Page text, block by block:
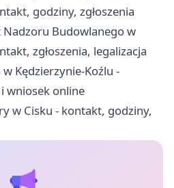
godziny, zgłoszenia
Budowlanego w
zgłoszenia, legalizacja
Kędzierzynie-Koźlu -
wniosek online
w Cisku - kontakt, godziny,